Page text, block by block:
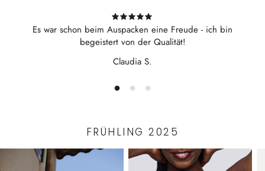
Es war schon beim Auspacken eine Freude - ich bin
begeistert von der Qualität!
Claudia S.
FRÜHLING 2025